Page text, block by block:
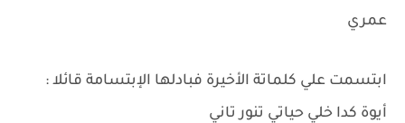
عمري
ابتسمت علي كلماتة الأخيرة فبادلها الإبتسامة قائلا :
أيوة كدا خلي حياتي تنور تاني